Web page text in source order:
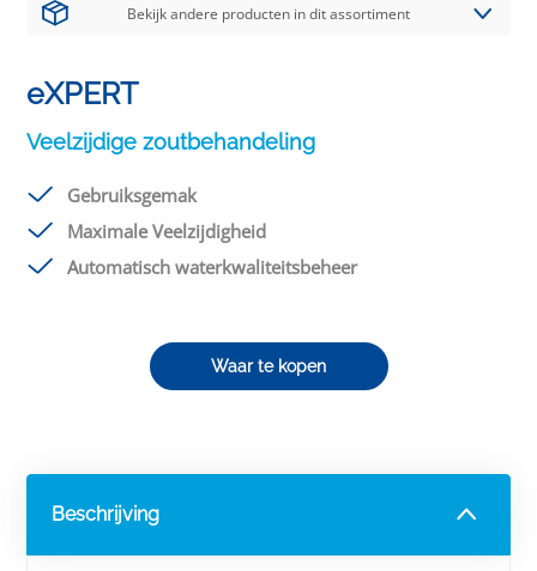
Bekijk andere producten in dit assortiment
eXPERT
Veelzijdige zoutbehandeling
Gebruiksgemak
Maximale Veelzijdigheid
Automatisch waterkwaliteitsbeheer
Waar te kopen
Beschrijving